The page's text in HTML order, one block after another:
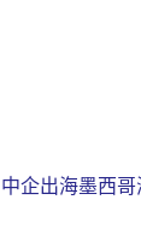
企出海墨西